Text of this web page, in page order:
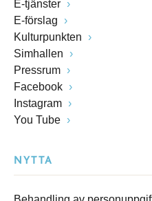
E-tjänster
E-förslag
Kulturpunkten
Simhallen
Pressrum
Facebook
Instagram
You Tube
NYTTA